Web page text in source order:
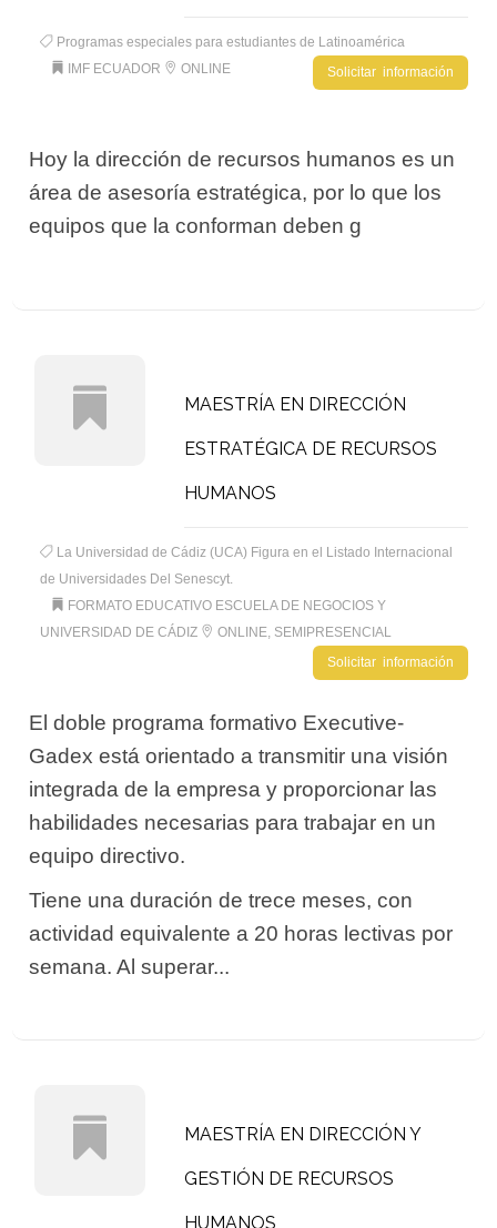
Programas especiales para estudiantes de Latinoamérica
IMF ECUADOR
ONLINE Solicitar información
Hoy la dirección de recursos humanos es un
área de asesoría estratégica, por lo que los
equipos que la conforman deben g
MAESTRÍA EN DIRECCIÓN
ESTRATÉGICA DE RECURSOS
HUMANOS
La Universidad de Cádiz (UCA) Figura en el Listado Internacional
de Universidades Del Senescyt.
FORMATO EDUCATIVO ESCUELA DE NEGOCIOS Y
UNIVERSIDAD DE CÁDIZ
ONLINE, SEMIPRESENCIAL
Solicitar información
El doble programa formativo Executive-
Gadex está orientado a transmitir una visión
integrada de la empresa y proporcionar las
habilidades necesarias para trabajar en un
equipo directivo.
Tiene una duración de trece meses, con
actividad equivalente a 20 horas lectivas por
semana. Al superar...
MAESTRÍA EN DIRECCIÓN Y
GESTIÓN DE RECURSOS
HUMANOS